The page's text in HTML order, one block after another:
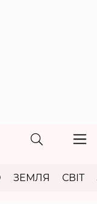
ЗЕМЛЯ СВІТ